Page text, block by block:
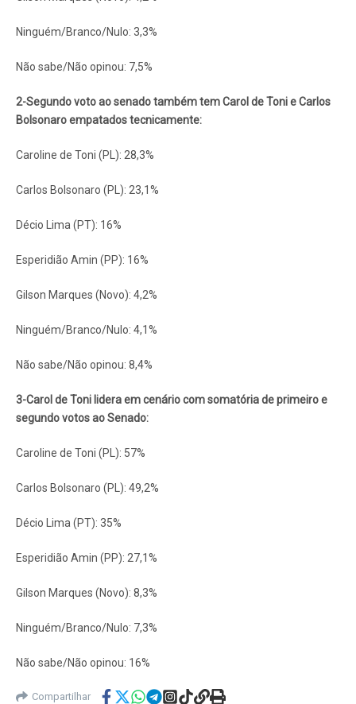
Ninguém/Branco/Nulo: 3,3%
Não sabe/Não opinou: 7,5%
2-Segundo voto ao senado também tem Carol de Toni e Carlos
Bolsonaro empatados tecnicamente:
Caroline de Toni (PL): 28,3%
Carlos Bolsonaro (PL): 23,1%
Décio Lima (PT): 16%
Esperidião Amin (PP): 16%
Gilson Marques (Novo): 4,2%
Ninguém/Branco/Nulo: 4,1%
Não sabe/Não opinou: 8,4%
3-Carol de Toni lidera em cenário com somatória de primeiro e
segundo votos ao Senado:
Caroline de Toni (PL): 57%
Carlos Bolsonaro (PL): 49,2%
Décio Lima (PT): 35%
Esperidião Amin (PP): 27,1%
Gilson Marques (Novo): 8,3%
Ninguém/Branco/Nulo: 7,3%
Não sabe/Não opinou: 16%
Compartilhar